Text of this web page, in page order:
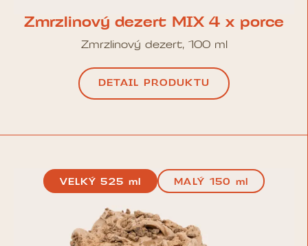
Zmrzlinový dezert MIX 4 x porce
Zmrzlinový dezert, 100 ml
DETAIL PRODUKTU
VELKÝ 525 ml MALÝ 150 ml